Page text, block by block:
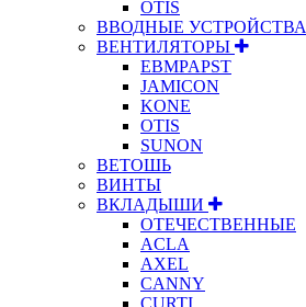
OTIS
ВВОДНЫЕ УСТРОЙСТВА
ВЕНТИЛЯТОРЫ
EBMPAPST
JAMICON
KONE
OTIS
SUNON
ВЕТОШЬ
ВИНТЫ
ВКЛАДЫШИ
ОТЕЧЕСТВЕННЫЕ
ACLA
AXEL
CANNY
CURTI